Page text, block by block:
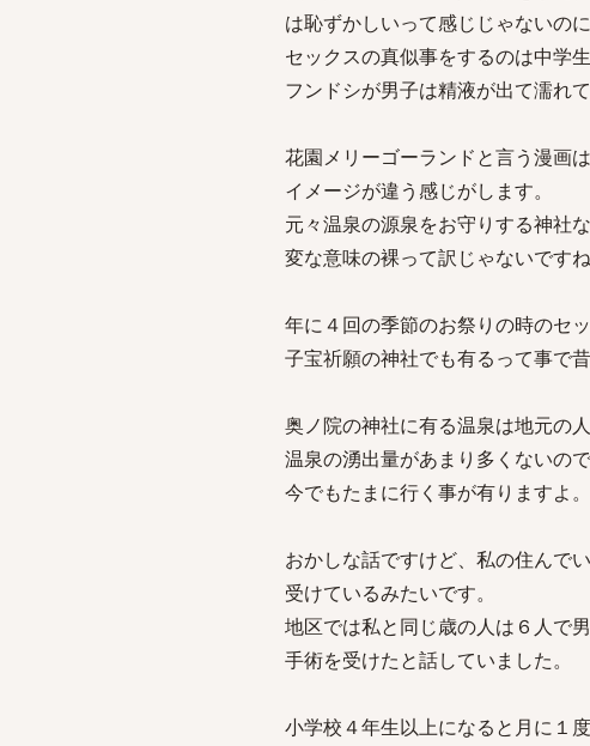
は恥ずかしいって感じじゃないの
セックスの真似事をするのは中学
フンドシが男子は精液が出て濡れ
花園メリーゴーランドと言う漫画
イメージが違う感じがします。
元々温泉の源泉をお守りする神社
変な意味の裸って訳じゃないですね
年に４回の季節のお祭りの時のセ
子宝祈願の神社でも有るって事で
奥ノ院の神社に有る温泉は地元の
温泉の湧出量があまり多くないの
今でもたまに行く事が有りますよ。
おかしな話ですけど、私の住んで
受けているみたいです。
地区では私と同じ歳の人は６人で
手術を受けたと話していました。
小学校４年生以上になると月に１